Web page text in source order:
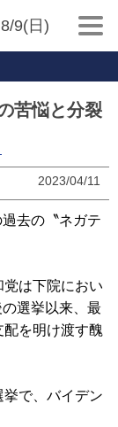
8/9(日)
苦悩と分裂
2023/04/11
去の〝ネガテ
党は下院におい
選挙以来、最
を明け渡す醜
挙で、バイデン